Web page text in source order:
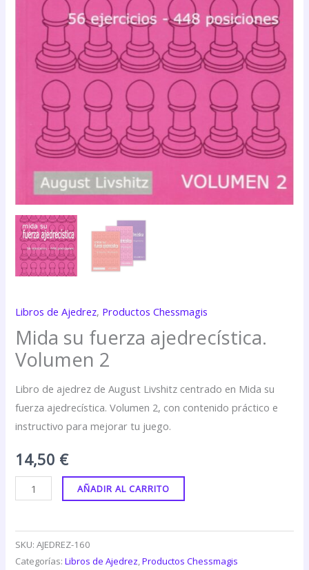
Libros de Ajedrez, Productos Chessmagis
Mida su fuerza ajedrecística.
Volumen 2
Libro de ajedrez de August Livshitz centrado en Mida su
fuerza ajedrecística. Volumen 2, con contenido práctico e
instructivo para mejorar tu juego.
14,50 €
AÑADIR AL CARRITO
SKU:AJEDREZ-160
Categorías:Libros de Ajedrez,Productos Chessmagis